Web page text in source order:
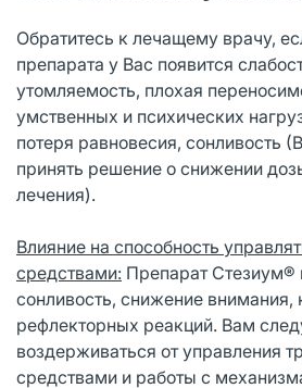
Обратитесь к лечащему врачу,
препарата у Вас появится
утомляемость, плохая
умственных и психических
потеря равновесия, сонливость
принять решение о снижении
лечения).
Влияние на способность
средствами: Препарат
сонливость, снижение внимания,
рефлекторных реакций. Вам
воздерживаться от управления
средствами и работы с